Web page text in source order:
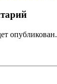
опубликован.